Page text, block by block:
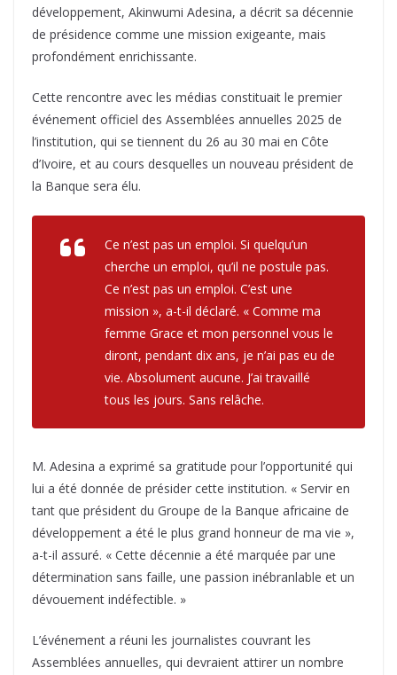
développement, Akinwumi Adesina, a décrit sa décennie
de présidence comme une mission exigeante, mais
profondément enrichissante.
Cette rencontre avec les médias constituait le premier
événement officiel des Assemblées annuelles 2025 de
l’institution, qui se tiennent du 26 au 30 mai en Côte
d’Ivoire, et au cours desquelles un nouveau président de
la Banque sera élu.
Ce n’est pas un emploi. Si quelqu’un
cherche un emploi, qu’il ne postule pas.
Ce n’est pas un emploi. C’est une
mission », a-t-il déclaré. « Comme ma
femme Grace et mon personnel vous le
diront, pendant dix ans, je n’ai pas eu de
vie. Absolument aucune. J’ai travaillé
tous les jours. Sans relâche.
M. Adesina a exprimé sa gratitude pour l’opportunité qui
lui a été donnée de présider cette institution. « Servir en
tant que président du Groupe de la Banque africaine de
développement a été le plus grand honneur de ma vie »,
a-t-il assuré. « Cette décennie a été marquée par une
détermination sans faille, une passion inébranlable et un
dévouement indéfectible. »
L’événement a réuni les journalistes couvrant les
Assemblées annuelles, qui devraient attirer un nombre